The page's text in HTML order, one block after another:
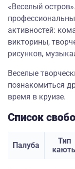
«Веселый
активностей:
викторины,
рисунков,
Веселые
познакомиться
время в круизе.
Список
Палуба
Тип